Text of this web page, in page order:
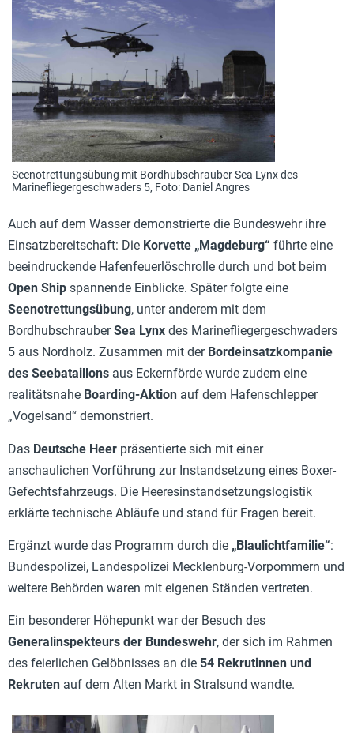
Seenotrettungsübung mit Bordhubschrauber Sea Lynx des
Marinefliegergeschwaders 5, Foto: Daniel Angres
Auch auf dem Wasser demonstrierte die Bundeswehr ihre
Einsatzbereitschaft: Die Korvette „Magdeburg“ führte eine
beeindruckende Hafenfeuerlöschrolle durch und bot beim
Open Ship spannende Einblicke. Später folgte eine
Seenotrettungsübung, unter anderem mit dem
BordhubschrauberSea Lynx des Marinefliegergeschwaders
5 aus Nordholz. Zusammen mit der Bordeinsatzkompanie
des Seebataillons aus Eckernförde wurde zudem eine
realitätsnahe Boarding-Aktion auf dem Hafenschlepper
„Vogelsand“ demonstriert.
Das Deutsche Heer präsentierte sich mit einer
anschaulichen Vorführung zur Instandsetzung eines Boxer-
Gefechtsfahrzeugs. Die Heeresinstandsetzungslogistik
erklärte technische Abläufe und stand für Fragen bereit.
Ergänzt wurde das Programm durch die „Blaulichtfamilie“:
Bundespolizei, Landespolizei Mecklenburg-Vorpommern und
weitere Behörden waren mit eigenen Ständen vertreten.
Ein besonderer Höhepunkt war der Besuch des
Generalinspekteurs der Bundeswehr, der sich im Rahmen
des feierlichen Gelöbnisses an die 54 Rekrutinnen und
Rekruten auf dem Alten Markt in Stralsund wandte.